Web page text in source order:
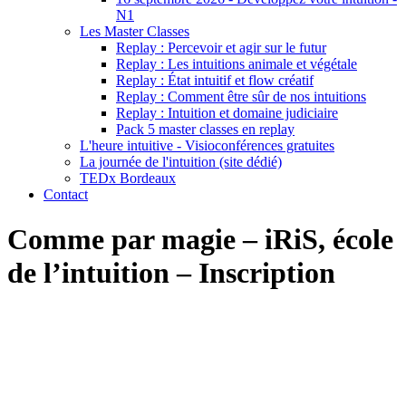
N1
Les Master Classes
Replay : Percevoir et agir sur le futur
Replay : Les intuitions animale et végétale
Replay : État intuitif et flow créatif
Replay : Comment être sûr de nos intuitions
Replay : Intuition et domaine judiciaire
Pack 5 master classes en replay
L'heure intuitive - Visioconférences gratuites
La journée de l'intuition (site dédié)
TEDx Bordeaux
Contact
Comme par magie – iRiS, école
de l’intuition – Inscription